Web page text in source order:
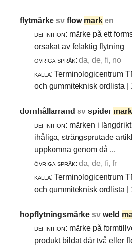
flytmärkesvflow mark en
definition: märke på ett
orsakat av felaktig flytning
övriga språk: da, de, fi, no
källa: Terminologicentrum
och gummiteknisk ordlista |
dornhållarrandsvspider mark
definition: märken i
ihåliga, strängsprutade
uppkomna genom då ...
övriga språk: da, de, fi, fr
källa: Terminologicentrum
och gummiteknisk ordlista |
hopflytningsmärkesvweld
definition: märke på
produkt bildat där två eller